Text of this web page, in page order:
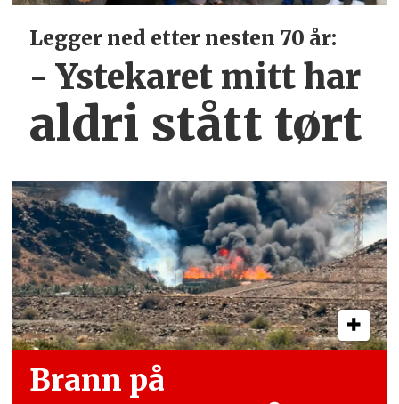
Legger ned etter nesten 70 år:
- Ystekaret mitt har
aldri stått tørt
Brann på